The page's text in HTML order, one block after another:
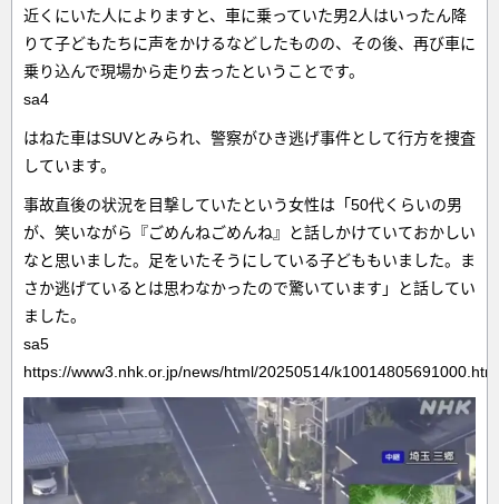
近くにいた人によりますと、車に乗っていた男2人はいったん降
りて子どもたちに声をかけるなどしたものの、その後、再び車に
乗り込んで現場から走り去ったということです。
sa4
はねた車はSUVとみられ、警察がひき逃げ事件として行方を捜査
しています。
事故直後の状況を目撃していたという女性は「50代くらいの男
が、笑いながら『ごめんねごめんね』と話しかけていておかしい
なと思いました。足をいたそうにしている子どももいました。ま
さか逃げているとは思わなかったので驚いています」と話してい
ました。
sa5
https://www3.nhk.or.jp/news/html/20250514/